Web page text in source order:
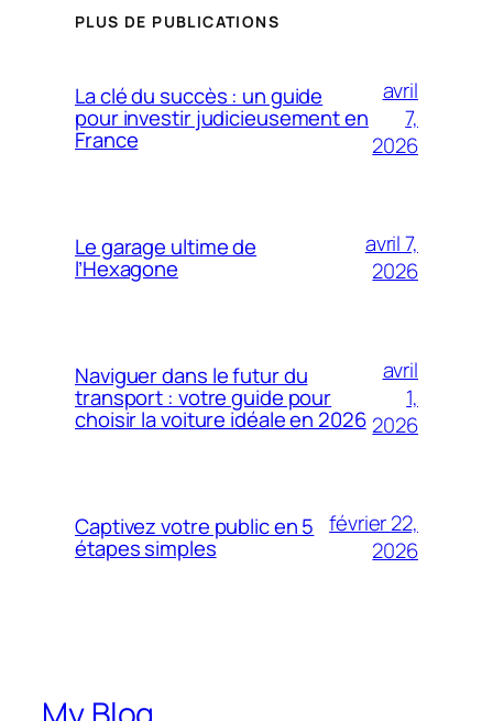
PLUS DE PUBLICATIONS
La clé du succès : un guide
pour investir judicieusement en
France
avril
7,
2026
Le garage ultime de
l’Hexagone
avril 7,
2026
Naviguer dans le futur du
transport : votre guide pour
choisir la voiture idéale en 2026
avril
1,
2026
Captivez votre public en 5
étapes simples
février 22,
2026